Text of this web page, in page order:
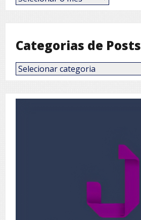
por
Categorias de Posts
Categorias
de